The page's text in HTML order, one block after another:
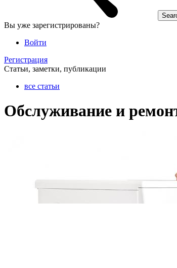
Вы уже зарегистрированы?
Войти
Регистрация
Статьи, заметки, публикации
все статьи
Обслуживание и